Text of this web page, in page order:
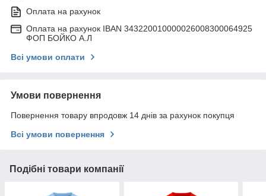
Оплата на рахунок
Оплата на рахунок IBAN 343220010000026008300064925
ФОП БОЙКО А.Л
Всі умови оплати
Умови повернення
Повернення товару впродовж 14 днів за рахунок покупця
Всі умови повернення
Подібні товари компанії